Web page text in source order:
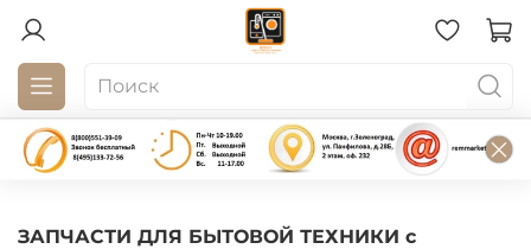
ЗАПЧАСТИ ДЛЯ БЫТОВОЙ ТЕХНИКИ с